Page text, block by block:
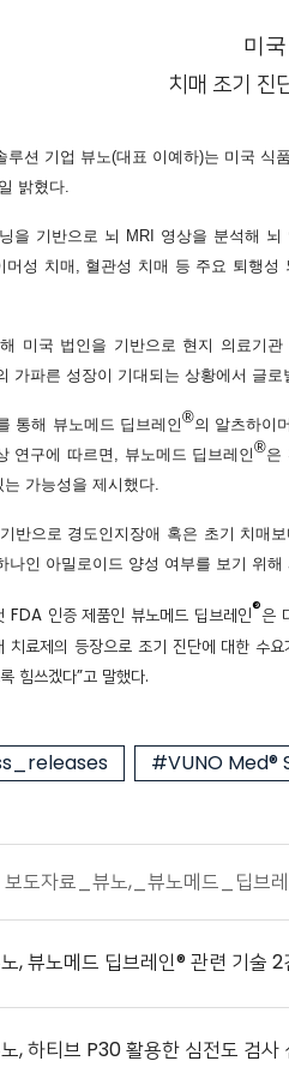
미
치매 조기 진
루션 기업 뷰노(대표 이예하)는 미국
밝혔다.
을 기반으로 뇌 MRI 영상을 분석해
머성 치매, 혈관성 치매 등 주요 퇴행
미국 법인을 기반으로 현지 의료기
가파른 성장이 기대되는 상황에서 글
통해 뷰노메드 딥브레인®의 알츠하이
연구에 따르면, 뷰노메드 딥브레인®은
가능성을 제시했다.
반으로 경도인지장애 혹은 초기 치매
나인 아밀로이드 양성 여부를 보기 위
FDA 인증 제품인 뷰노메드 딥브레인®은
치료제의 등장으로 조기 진단에 대한
힘쓰겠다”고 말했다.
#VUNO Med®
보도자료_뷰노,_뷰노메드_딥브
, 뷰노메드 딥브레인® 관련 기술
, 하티브 P30 활용한 심전도 검사